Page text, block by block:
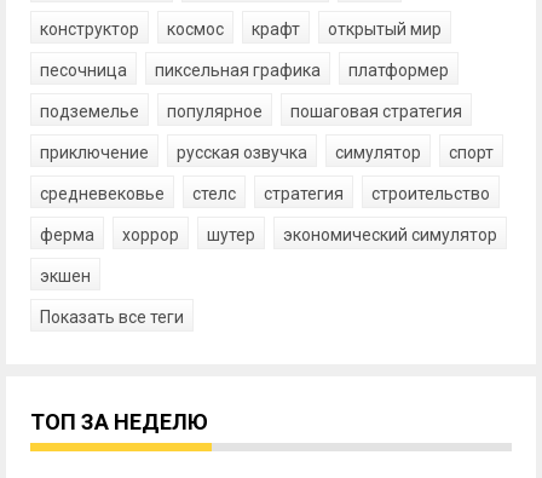
конструктор космос крафт открытый мир
песочница пиксельная графика платформер
подземелье популярное пошаговая стратегия
приключение русская озвучка симулятор спорт
средневековье стелс стратегия строительство
ферма хоррор шутер экономический симулятор
экшен
Показать все теги
ТОП ЗА НЕДЕЛЮ